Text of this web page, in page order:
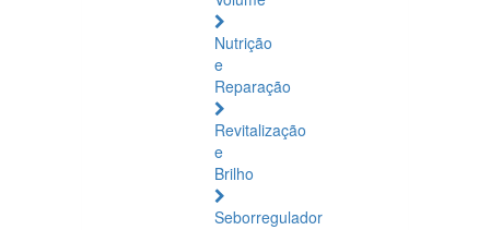
Nutrição
e
Reparação
Revitalização
e
Brilho
Seborregulador